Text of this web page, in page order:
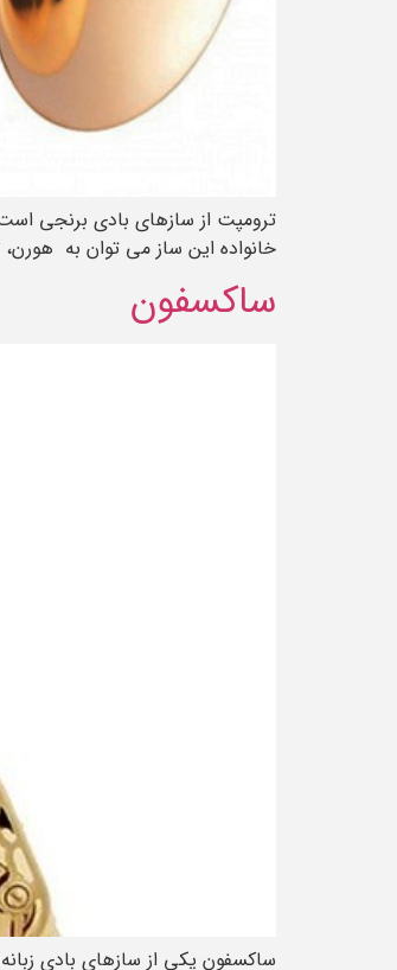
ترومپت از سازهای بادی برنجی است
خانواده این ساز می توان به هورن،
ساکسفون
ساکسفون یکی از سازهای بادی